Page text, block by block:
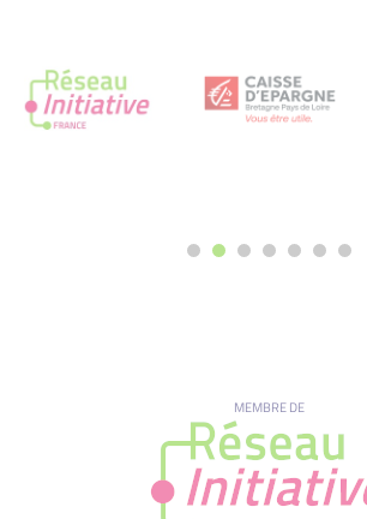
MEMBRE DE